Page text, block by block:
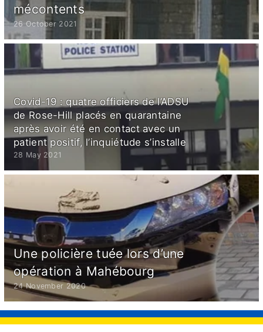
mécontents
26 October 2021
Covid-19 : quatre officiers de l’ADSU
de Rose-Hill placés en quarantaine
après avoir été en contact avec un
patient positif, l’inquiétude s’installe
28 May 2021
Une policière tuée lors d’une
opération à Mahébourg
24 November 2020